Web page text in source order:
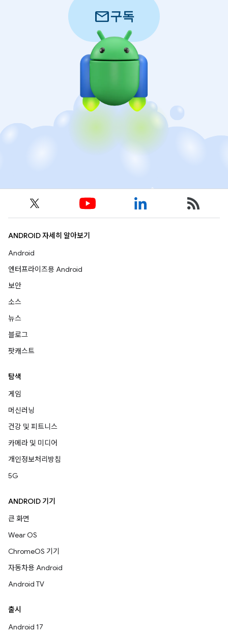
mail구독
ANDROID 자세히 알아보기
Android
엔터프라이즈용 Android
보안
소스
뉴스
블로그
팟캐스트
탐색
게임
머신러닝
건강 및 피트니스
카메라 및 미디어
개인정보처리방침
5G
ANDROID 기기
큰 화면
Wear OS
ChromeOS 기기
자동차용 Android
Android TV
출시
Android 17